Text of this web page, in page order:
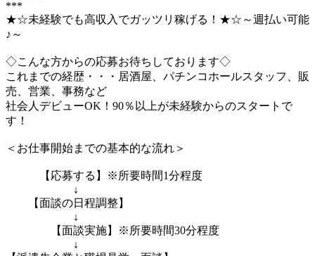
***
★☆未経験でも高収入でガッツリ稼げる！★☆～週払い可能
♪～
◇こんな方からの応募お待ちしております◇
これまでの経歴・・・居酒屋、パチンコホールスタッフ、販
売、営業、事務など
社会人デビューOK！90％以上が未経験からのスタートで
す！
＜お仕事開始までの基本的な流れ＞
【応募する】※所要時間1分程度
↓
【面談の日程調整】
↓
【面談実施】※所要時間30分程度
↓